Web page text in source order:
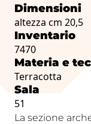
Dimensioni
altezza cm 20,5
Inventario
7470
Materia e
Terracotta
Sala
51
La sezione